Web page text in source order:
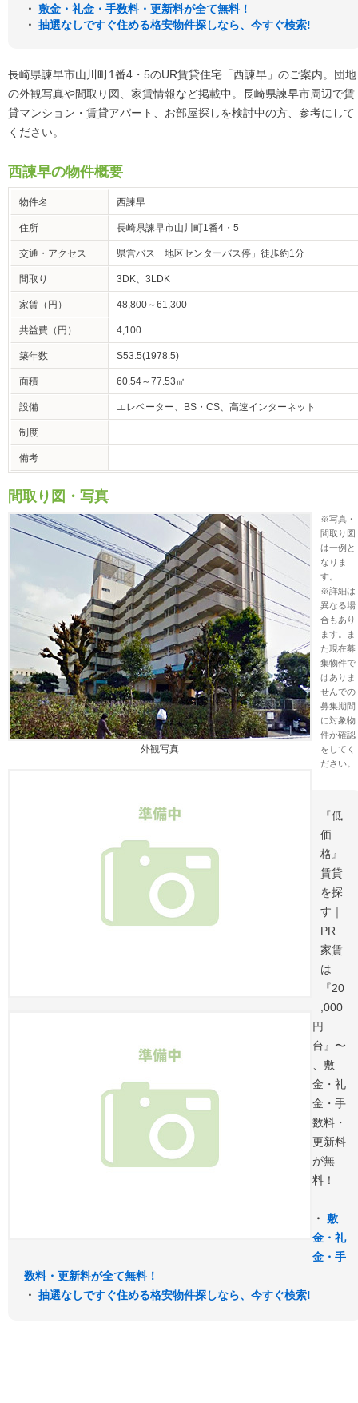
・ 敷金・礼金・手数料・更新料が全て無料！
・ 抽選なしですぐ住める格安物件探しなら、今すぐ検索!
長崎県諫早市山川町1番4・5のUR賃貸住宅「西諫早」のご案内。団地
の外観写真や間取り図、家賃情報など掲載中。長崎県諫早市周辺で賃
貸マンション・賃貸アパート、お部屋探しを検討中の方、参考にして
ください。
西諫早の物件概要
物件名 西諫早
住所 長崎県諫早市山川町1番4・5
交通・アクセス 県営バス「地区センターバス停」徒歩約1分
間取り 3DK、3LDK
家賃（円） 48,800～61,300
共益費（円） 4,100
築年数 S53.5(1978.5)
面積 60.54～77.53㎡
設備 エレベーター、BS・CS、高速インターネット
制度
備考
間取り図・写真
外観写真
※写真・
間取り図
は一例と
なりま
す。
※詳細は
異なる場
合もあり
ます。ま
た現在募
集物件で
はありま
せんでの
募集期間
に対象物
件か確認
をしてく
ださい。
『低
価
格』
賃貸
を探
す｜
PR
家賃
は
『20
,000
円
台』〜
、敷
金・礼
金・手
数料・
更新料
が無
料！
・ 敷
金・礼
金・手
数料・更新料が全て無料！
・ 抽選なしですぐ住める格安物件探しなら、今すぐ検索!